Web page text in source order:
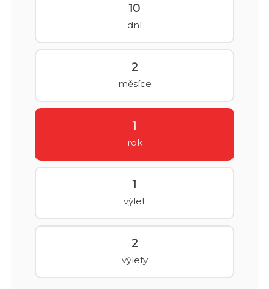
10
dní
2
měsíce
1
rok
1
výlet
2
výlety